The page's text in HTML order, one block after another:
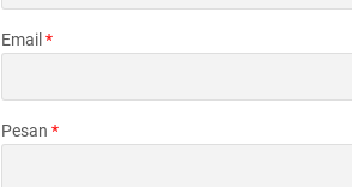
Email *
Pesan *